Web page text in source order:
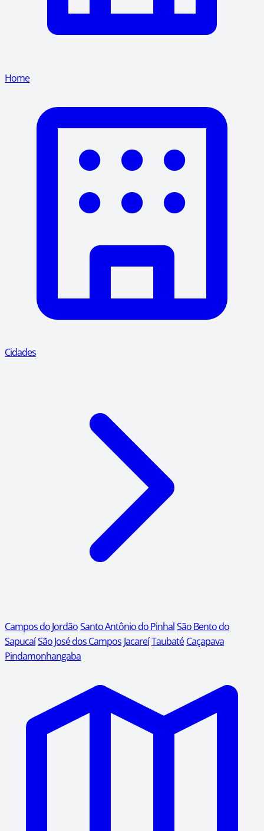
Home
Cidades
Campos do JordãoSanto Antônio do PinhalSão Bento do
SapucaíSão José dos Campos JacareíTaubaté Caçapava
Pindamonhangaba